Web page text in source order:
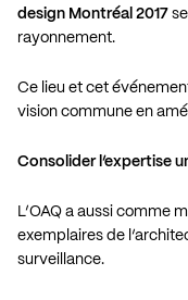
design Montréal 2017
rayonnement.
Ce lieu et cet
vision commune en
Consolider l’expertise
L’OAQ a aussi comme
exemplaires de
surveillance.